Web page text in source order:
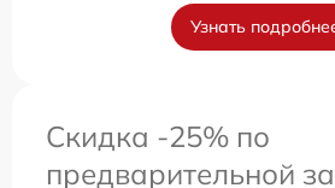
Узнать
Скидка -25% по
предварительной